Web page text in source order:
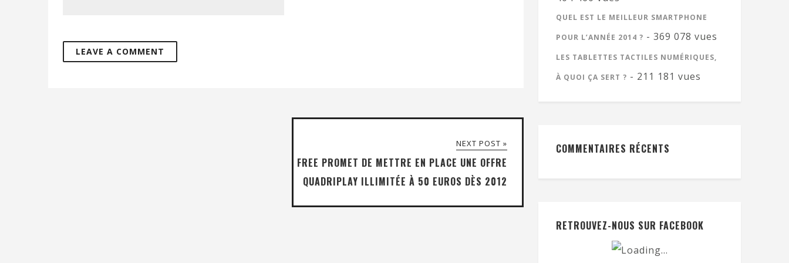
NEXT POST »
FREE PROMET DE METTRE EN PLACE UNE OFFRE
QUADRIPLAY ILLIMITÉE À 50 EUROS DÈS 2012
QUEL EST LE MEILLEUR SMARTPHONE
POUR L’ANNÉE 2014 ? - 369 078 vues
LES TABLETTES TACTILES NUMÉRIQUES,
À QUOI ÇA SERT ? - 211 181 vues
COMMENTAIRES RÉCENTS
RETROUVEZ-NOUS SUR FACEBOOK